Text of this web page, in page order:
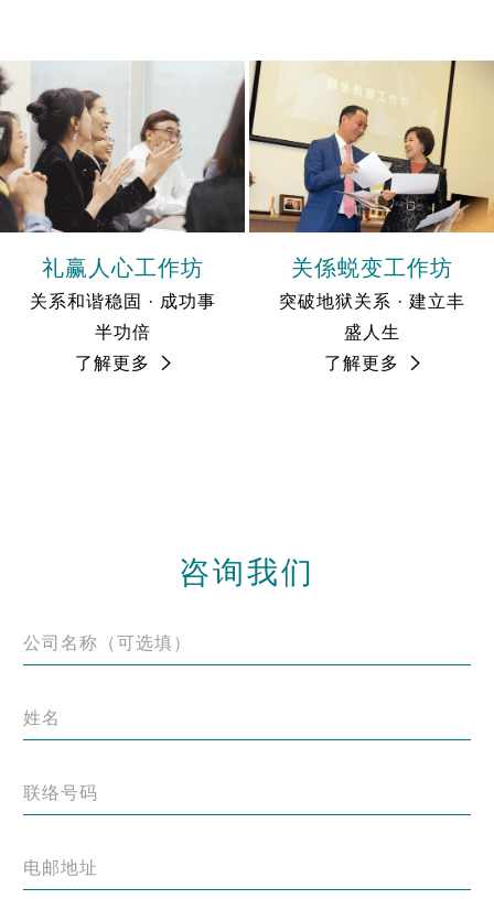
礼赢人心工作坊
关系和谐稳固 · 成功事
半功倍
了解更多
关係蜕变工作坊
突破地狱关系 · 建立丰
盛人生
了解更多
咨询我们
公司名称（可选填）
姓名
联络号码
电邮地址